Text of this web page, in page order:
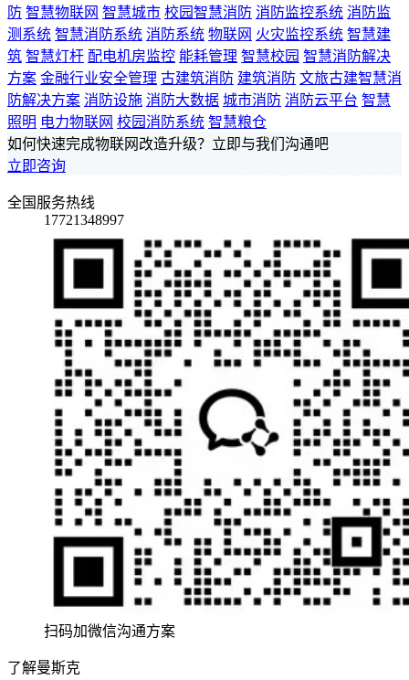
防 智慧物联网 智慧城市 校园智慧消防 消防监控系统 消防监
测系统 智慧消防系统 消防系统 物联网 火灾监控系统 智慧建
筑 智慧灯杆 配电机房监控 能耗管理 智慧校园 智慧消防解决
方案 金融行业安全管理 古建筑消防 建筑消防 文旅古建智慧消
防解决方案 消防设施 消防大数据 城市消防 消防云平台 智慧
照明 电力物联网 校园消防系统 智慧粮仓
如何快速完成物联网改造升级？立即与我们沟通吧
立即咨询
全国服务热线
17721348997
扫码加微信沟通方案
了解曼斯克